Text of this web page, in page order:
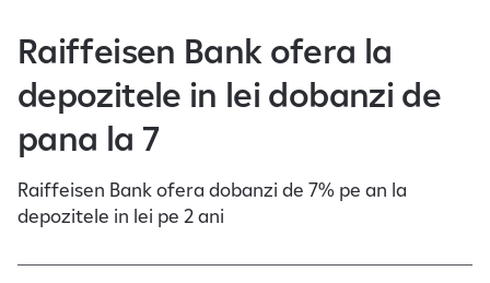
n
e
f
e
i
n
l
o
c
e
Raiffeisen Bank ofera la
depozitele in lei dobanzi de
pana la 7
Raiffeisen Bank ofera dobanzi de 7% pe an la
depozitele in lei pe 2 ani